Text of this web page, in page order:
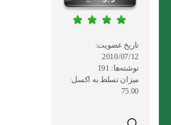
تاریخ عضویت:
2010/07/12
نوشته‌ها: 191
میزان تسلط به اکسل:
75.00